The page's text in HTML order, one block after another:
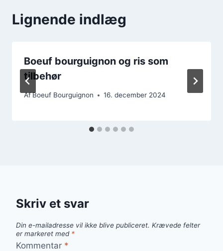
Lignende indlæg
Boeuf bourguignon og ris som
tilbehør
AfBoeuf Bourguignon 16. december 2024
Skriv et svar
Din e-mailadresse vil ikke blive publiceret. Krævede felter
er markeret med *
Kommentar *